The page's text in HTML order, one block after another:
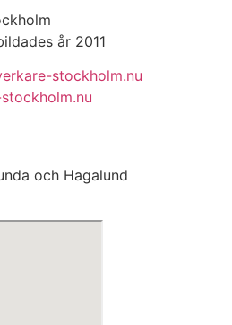
år 2011
stockholm.nu
och Hagalund